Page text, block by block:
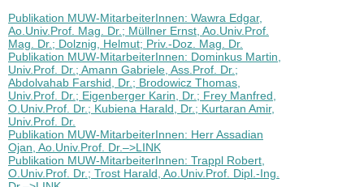
Publikation MUW-MitarbeiterInnen: Wawra Edgar,
Ao.Univ.Prof. Mag. Dr.; Müllner Ernst, Ao.Univ.Prof.
Mag. Dr.; Dolznig, Helmut; Priv.-Doz. Mag. Dr.
Publikation MUW-MitarbeiterInnen: Dominkus Martin,
Univ.Prof. Dr.; Amann Gabriele, Ass.Prof. Dr.;
Abdolvahab Farshid, Dr.; Brodowicz Thomas,
Univ.Prof. Dr.; Eigenberger Karin, Dr.; Frey Manfred,
O.Univ.Prof. Dr.; Kubiena Harald, Dr.; Kurtaran Amir,
Univ.Prof. Dr.
Publikation MUW-MitarbeiterInnen: Herr Assadian
Ojan, Ao.Univ.Prof. Dr.–>LINK
Publikation MUW-MitarbeiterInnen: Trappl Robert,
O.Univ.Prof. Dr.; Trost Harald, Ao.Univ.Prof. Dipl.-Ing.